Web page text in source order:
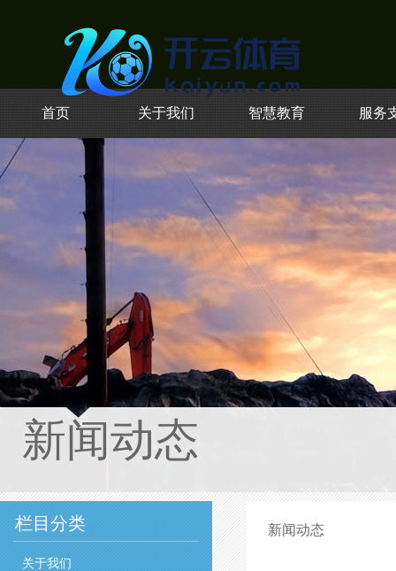
首页 关于我们 智慧教育 服务
新闻动态
栏目分类
关于我们
新闻动态